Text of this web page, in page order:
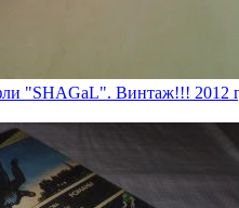
"SHAGаL". Винтаж!!! 2012